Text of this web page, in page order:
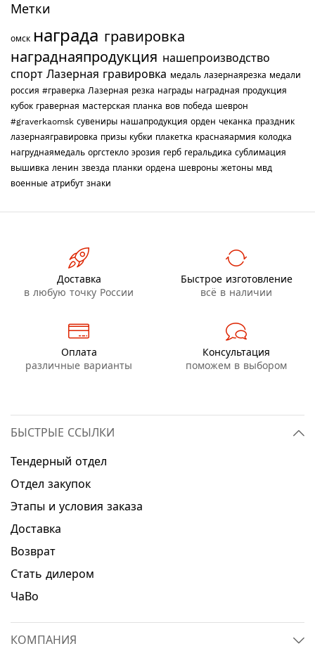
Метки
омск награда гравировка
награднаяпродукция нашепроизводство
спорт Лазерная гравировка медаль лазернаярезка медали
россия #граверка Лазерная резка награды наградная продукция
кубок граверная мастерская планка вов победа шеврон
#graverkaomsk сувениры нашапродукция орден чеканка праздник
лазернаягравировка призы кубки плакетка краснаяармия колодка
нагруднаямедаль оргстекло эрозия герб геральдика сублимация
вышивка ленин звезда планки ордена шевроны жетоны мвд
военные атрибут знаки
Доставка
в любую точку России
Быстрое изготовление
всё в наличии
Оплата
различные варианты
Консультация
поможем в выбором
БЫСТРЫЕ ССЫЛКИ
Тендерный отдел
Отдел закупок
Этапы и условия заказа
Доставка
Возврат
Стать дилером
ЧаВо
КОМПАНИЯ